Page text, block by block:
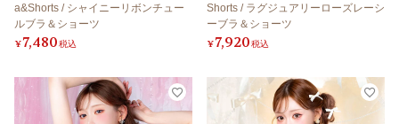
a&Shorts / シャイニーリボンチュー
ルブラ＆ショーツ
¥7,480税込
Shorts / ラグジュアリーローズレーシ
ーブラ＆ショーツ
¥7,920税込